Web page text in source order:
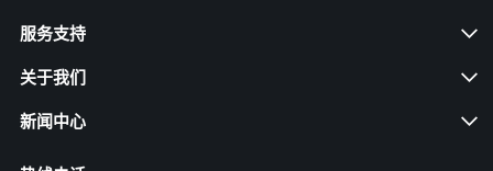
服务支持
关于我们
新闻中心